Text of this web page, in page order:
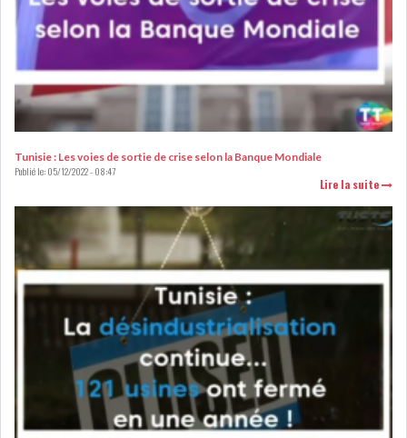
BANCAIRE AUDIOVISUEL
TRANSPORT
AUTOMOBILES
CHIMIE
DISTRIBUTION
AUTOMOBILE
FINANCIER IMMOBILIER
HOLDING INDUSTRIEL
AGRO-ALIMENTAIRE DIVERS
Tunisie : Les voies de sortie de crise selon la Banque Mondiale
Publié le:05/12/2022 - 08:47
Lire la suite